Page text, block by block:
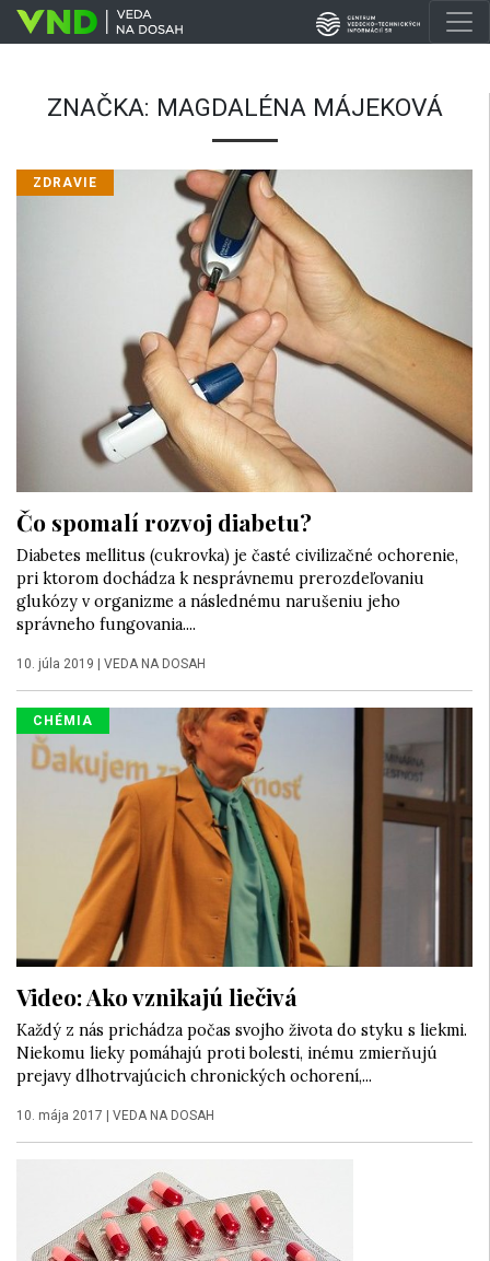
ZNAČKA: MAGDALÉNA MÁJEKOVÁ
ZDRAVIE
Čo spomalí rozvoj diabetu?
Diabetes mellitus (cukrovka) je časté civilizačné ochorenie,
pri ktorom dochádza k nesprávnemu prerozdeľovaniu
glukózy v organizme a následnému narušeniu jeho
správneho fungovania....
10. júla 2019 VEDA NA DOSAH
CHÉMIA
Video: Ako vznikajú liečivá
Každý z nás prichádza počas svojho života do styku s liekmi.
Niekomu lieky pomáhajú proti bolesti, inému zmierňujú
prejavy dlhotrvajúcich chronických ochorení,...
10. mája 2017 | VEDA NA DOSAH